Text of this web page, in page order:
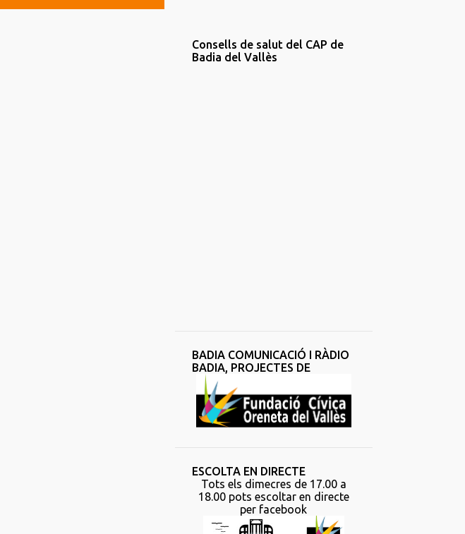
Consells de salut del CAP de
Badia del Vallès
BADIA COMUNICACIÓ I RÀDIO
BADIA, PROJECTES DE
ESCOLTA EN DIRECTE
Tots els dimecres de 17.00 a
18.00 pots escoltar en directe
per facebook